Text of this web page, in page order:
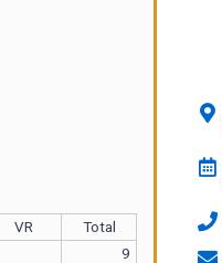
VR
Total
9